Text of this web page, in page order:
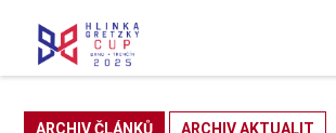
ARCHIV ČLÁNKŮ ARCHIV AKTUALIT